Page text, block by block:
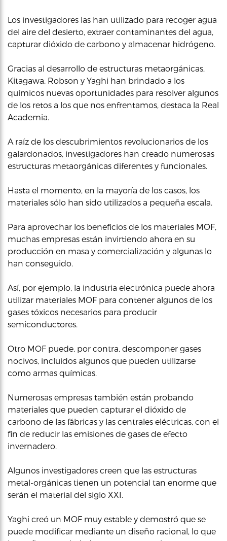
Los investigadores las han utilizado para recoger agua
del aire del desierto, extraer contaminantes del agua,
capturar dióxido de carbono y almacenar hidrógeno.
Gracias al desarrollo de estructuras metaorgánicas,
Kitagawa, Robson y Yaghi han brindado a los
químicos nuevas oportunidades para resolver algunos
de los retos a los que nos enfrentamos, destaca la Real
Academia.
A raíz de los descubrimientos revolucionarios de los
galardonados, investigadores han creado numerosas
estructuras metaorgánicas diferentes y funcionales.
Hasta el momento, en la mayoría de los casos, los
materiales sólo han sido utilizados a pequeña escala.
Para aprovechar los beneficios de los materiales MOF,
muchas empresas están invirtiendo ahora en su
producción en masa y comercialización y algunas lo
han conseguido.
Así, por ejemplo, la industria electrónica puede ahora
utilizar materiales MOF para contener algunos de los
gases tóxicos necesarios para producir
semiconductores.
Otro MOF puede, por contra, descomponer gases
nocivos, incluidos algunos que pueden utilizarse
como armas químicas.
Numerosas empresas también están probando
materiales que pueden capturar el dióxido de
carbono de las fábricas y las centrales eléctricas, con el
fin de reducir las emisiones de gases de efecto
invernadero.
Algunos investigadores creen que las estructuras
metal-orgánicas tienen un potencial tan enorme que
serán el material del siglo XXI.
Yaghi creó un MOF muy estable y demostró que se
puede modificar mediante un diseño racional, lo que